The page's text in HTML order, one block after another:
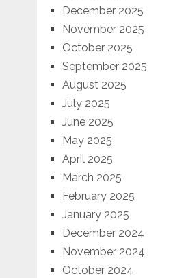
December 2025
November 2025
October 2025
September 2025
August 2025
July 2025
June 2025
May 2025
April 2025
March 2025
February 2025
January 2025
December 2024
November 2024
October 2024